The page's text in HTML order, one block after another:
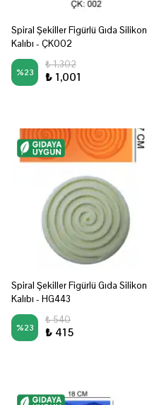
Spiral Şekiller Figürlü Gıda Silikon
Kalıbı - ÇK002
%23
₺ 1,302
₺ 1,001
Spiral Şekiller Figürlü Gıda Silikon
Kalıbı - HG443
%23
₺ 540
₺ 415